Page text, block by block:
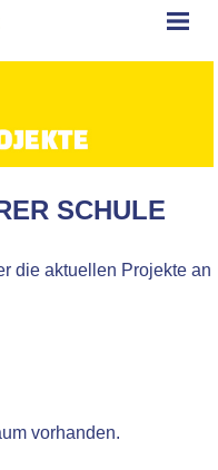
SCHULE
die aktuellen Projekte an
vorhanden.